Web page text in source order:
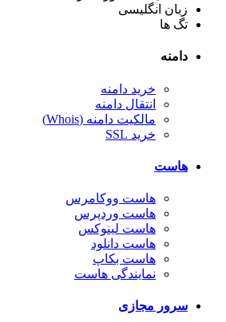
زبان انگلیسی
تگ ها
دامنه
خرید دامنه
انتقال دامنه
مالکیت دامنه (Whois)
خرید SSL
هاست
هاست ووکامرس
هاست وردپرس
هاست لینوکس
هاست دانلود
هاست بکاپ
نمایندگی هاست
سرور مجازی